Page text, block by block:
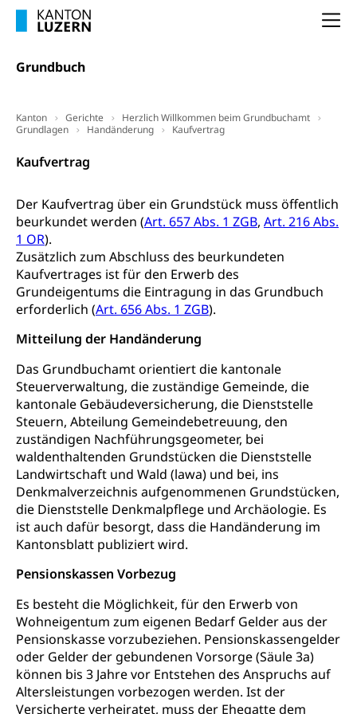
Grundbuch
Kanton Gerichte
Herzlich Willkommen beim Grundbuchamt
Grundlagen
Handänderung Kaufvertrag
Kaufvertrag
Der Kaufvertrag über ein Grundstück muss öffentlich
beurkundet werden (Art. 657 Abs. 1 ZGB, Art. 216 Abs.
1 OR).
Zusätzlich zum Abschluss des beurkundeten
Kaufvertrages ist für den Erwerb des
Grundeigentums die Eintragung in das Grundbuch
erforderlich (Art. 656 Abs. 1 ZGB).
Mitteilung der Handänderung
Das Grundbuchamt orientiert die kantonale
Steuerverwaltung, die zuständige Gemeinde, die
kantonale Gebäudeversicherung, die Dienststelle
Steuern, Abteilung Gemeindebetreuung, den
zuständigen Nachführungsgeometer, bei
waldenthaltenden Grundstücken die Dienststelle
Landwirtschaft und Wald (lawa) und bei, ins
Denkmalverzeichnis aufgenommenen Grundstücken,
die Dienststelle Denkmalpflege und Archäologie. Es
ist auch dafür besorgt, dass die Handänderung im
Kantonsblatt publiziert wird.
Pensionskassen Vorbezug
Es besteht die Möglichkeit, für den Erwerb von
Wohneigentum zum eigenen Bedarf Gelder aus der
Pensionskasse vorzubeziehen. Pensionskassengelder
oder Gelder der gebundenen Vorsorge (Säule 3a)
können bis 3 Jahre vor Entstehen des Anspruchs auf
Altersleistungen vorbezogen werden. Ist der
Versicherte verheiratet, muss der Ehegatte dem
Innovative Projekte Landwirtschaft und
Erwachsenenbildung und Weiterbildung
Berufsbildung, Berufsmatura nach Lehre,
Studienberatung, Beratung und Unterstützung,
Berufsabschluss für Erwachsene
Bildung & Berufsabschluss für Erwachsene
Grundbildung)
Fachperson Gesundheit (verkürzte
Grundbildung)
Allgemeinbildung für Erwachsene
Berufsberatung (berufsberatung.ch)
Grundkompetenzen (einfach-besser.ch)
Bildung & Berufsabschluss für Erwachsene
Lehre nach dem Gymnasium
Höhere Berufsbildung
Berufsabschluss für Erwachsene
Höhere Bildung (hflu.ch)
Beratung & Unterstützung
Neuorientierung
Berufliche Grundbildung
Berufsberatung, Qualifikationsverfahren,
Berufswahl & Berufsberatung, Schnupperlehre und
Lehrstellensuche, Berufsmaturität,
Brückenangebote, Zugewanderte & Arbeitsmarkt,
Fachstelle Berufsbildung
Schulen und Berufsbildungszentren
MobiLingua
Informationen für Lernende und Gesetzliche
Vertreter
Informationen für zugewanderte Personen
Schnupperlehre & Lehrstellensuche
Beruf & Weiterbildung (beruf.lu.ch)
Berufslehre (beruf.lu.ch)
Fachstelle Berufsbildung
BIZ Beratungs- und Informationszentrum
für Bildung und Beruf
Berufsmaturität
Zentrum für Brückenangebote
Hochschule Fachhochschule
Campus Horw
Campus Horw (HSLU)
Fachstelle Hochschulbildung
Hochschulen
Hochschule Luzern HSLU
Pädagogische Hochschule Luzern, PH Luzern
Höhere Fachschule Luzern HFLU
Mittelschulen
Gymnasium, Handelsmittelschule, Sekundarstufe II,
Kantonsschule, Fachmittelschule, Fachmatura,
Fachklasse Grafik Luzern, Berufsmatura,
Informatikmittelschule, Fachmittelschulzentrum
FMS, Fachmittelschulen, Vollzeitschulen mit
Berufsmatura BM, Aufnahmebedingungen FMS und
Vollzeitschulen mit BM
Berufsbildung / Mittelschulen (gruezi.lu.ch)
Fachklasse Grafik (fachklassegrafik.ch)
Fach- & Wirtschafts-Mittelschulzentrum FMZ
Gymnasialbildung, Kantonsschulen
Gymnasien & Fachmittelschulen (beruf.lu.ch)
Studienwahl- und Studienbearatung
Fachklasse Grafik
Gesundheitsmittelschule
Obligatorische Schulzeit
Schulpflicht, Schulobligatorium, Primarschule,
Sekundarschule, Schulferien, Tagesschule,
Schulergänzende Betreuung, Logopädie,
Psychomotorik, Schulpsychologie, Schulsozialarbeit,
Heilpädagogik und Sonderschulen
Kantonale Sportcamps
Primarschule
Sekundarschule
Stipendien und Darlehen
Studienbeihilfe, Stipendien, Ausbildungsdarlehen
Stipendien Universität Luzern unilu
Universität